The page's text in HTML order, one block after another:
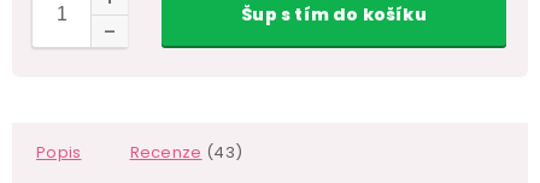
Šups tímdo košíku
Popis Recenze (43)